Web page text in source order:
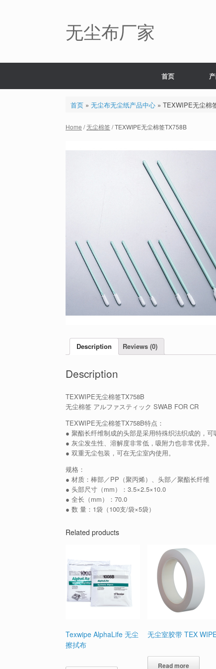
无尘布厂家
首页
首页» 无尘布无尘纸产品中心» TEXWIPE无尘棉
Home /无尘棉签/ TEXWIPE无尘棉签TX758B
Description Reviews (0)
Description
TEXWIPE无尘棉签TX758B
无尘棉签 アルファスティック SWAB FOR CR
TEXWIPE无尘棉签TX758B特点：
● 聚酯长纤维制成的头部是采用特殊织法织成的，可
● 灰尘发生性、溶解度非常低，吸附力也非常优异。
● 双重无尘包装，可在无尘室内使用。
规格：
● 材质：棒部／PP（聚丙烯）、头部／聚酯长纤维
● 头部尺寸（mm）：3.5×2.5×10.0
● 全长（mm）：70.0
● 数 量：1袋（100支/袋×5袋）
Related products
Texwipe AlphaLife 无尘
擦拭布
无尘室胶带 TEX
Read more